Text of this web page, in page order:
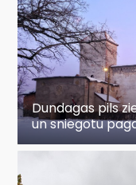
Dundagas pils
un sniegotu